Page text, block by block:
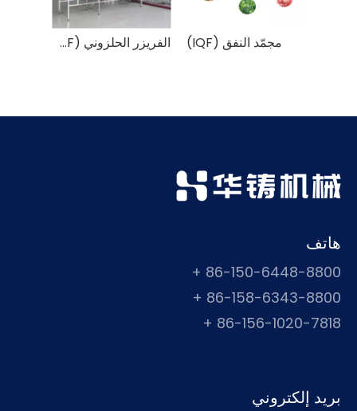
الفريزر الحلزوني (IQF) مجمّد النفق (IQF)
هاتف
86-150-6448-8800 +
86-158-6343-8800 +
86-156-1020-7818 +
بريد إلكتروني